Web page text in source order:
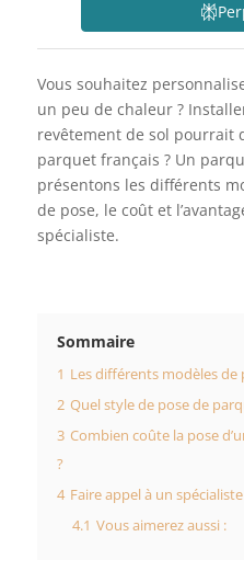
Vous souhaitez
un peu de chaleur ?
revêtement de sol pourrait
parquet français ? Un
présentons les différents
de pose, le coût et
spécialiste.
Sommaire
1 Les différents modèles de
2 Quel style de pose de
3 Combien coûte la pose
?
4 Faire appel à un spécialiste
4.1 Vous aimerez aussi :